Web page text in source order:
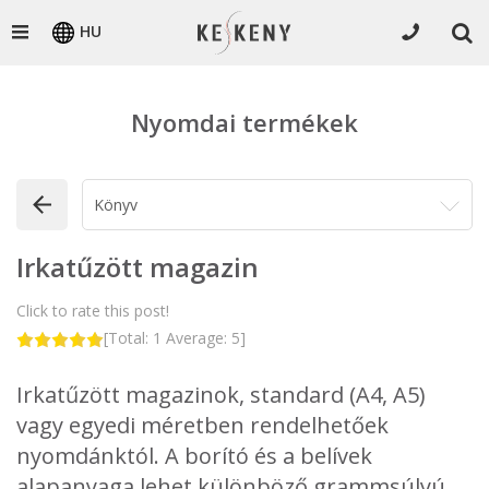
HU
Nyomdai termékek
Irkatűzött magazin
Click to rate this post!
[Total: 1 Average: 5]
Irkatűzött magazinok, standard (A4, A5)
vagy egyedi méretben rendelhetőek
nyomdánktól. A borító és a belívek